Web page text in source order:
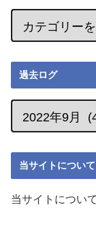
過去ログ
当サイトについて
当サイトについ